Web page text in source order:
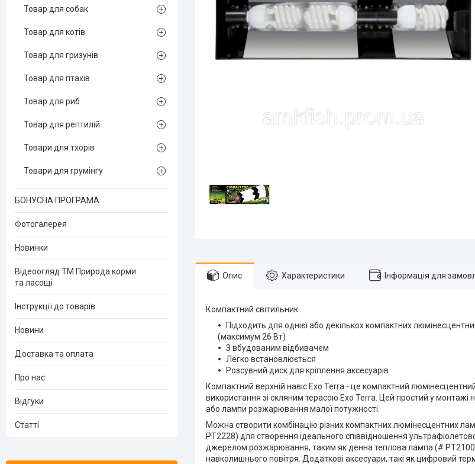
Опис Характеристики Інформація для
Компактний світильник
Підходить для однієї або декількох компактних
(максимум 26 Вт)
З вбудованим відбивачем
Легко встановлюється
Розсувний диск для кріплення аксесуарів
Компактний верхній навіс Exo Terra - це компактний
використання зі скляним терасою Exo Terra. Цей простий у монтажі
або лампи розжарювання малої потужності.
Можна створити комбінацію різних компактних люмінесцентних
PT2228) для створення ідеального співвідношення
джерелом розжарювання, таким як денна теплова лампа (#
навколишнього повітря. Додаткові аксесуари, такі як цифровий
Товар для собак
Товар для котів
Товар для гризунів
Товар для птахів
Товар для риб
Товар для рептилій
Товари для тхорів
Товари для грумінгу
БОНУСНА ПРОГРАМА
Фотогалерея
Новинки
Відеоогляд ТМ Природа корми
та ласощі
Інструкції до товарів
Новини
Доставка та оплата
Про нас
Відгуки
Статті